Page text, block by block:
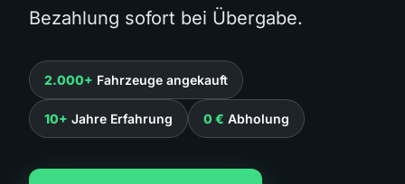
Bezahlung sofort bei Übergabe.
2.000+ Fahrzeuge angekauft
10+ Jahre Erfahrung 0 € Abholung